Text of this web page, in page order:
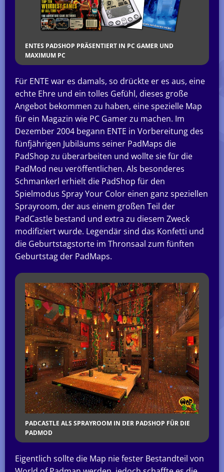
ENTES PADSHOP PRÄSENTIERT IN PC GAMER UND
MAXIMUM PC
Für ENTE war es damals, so drückte er es aus, eine
echte Ehre und ein tolles Gefühl, dieses große
Angebot bekommen zu haben, eine spezielle Map
für ein Magazin wie PC Gamer zu machen. Im
Dezember 2004 begann ENTE in Vorbereitung des
fünfjährigen Jubiläums seiner PadMaps die
PadShop zu überarbeiten und wollte sie für die
PadMod neu veröffentlichen. Als besonderes
Schmankerl erhielt die PadShop für den
Spielmodus Spray Your Color einen ganz speziellen
Sprayroom, der aus einem großen Teil der
PadCastle bestand und extra zu diesem Zweck
modifiziert wurde. Legendär sind das Konfetti und
die Geburtstagstorte im Thronsaal zum fünften
Geburtstag der PadMaps.
PADCASTLE ALS SPRAYROOM IN DER PADSHOP FÜR DIE
PADMOD
Eigentlich sollte die Map nie fester Bestandteil von